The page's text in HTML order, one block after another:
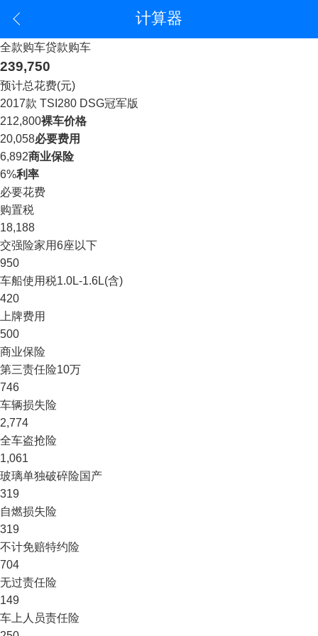
计算器
全款购车贷款购车
239,750
预计总花费(元)
2017款 TSI280 DSG冠军版
212,800裸车价格
20,058必要费用
6,892商业保险
6%利率
必要花费
购置税
18,188
交强险家用6座以下
950
车船使用税1.0L-1.6L(含)
420
上牌费用
500
商业保险
第三责任险10万
746
车辆损失险
2,774
全车盗抢险
1,061
玻璃单独破碎险国产
319
自燃损失险
319
不计免赔特约险
704
无过责任险
149
车上人员责任险